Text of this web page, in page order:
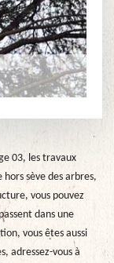
03, les travaux
sève des arbres,
vous pouvez
dans une
vous êtes aussi
adressez-vous à